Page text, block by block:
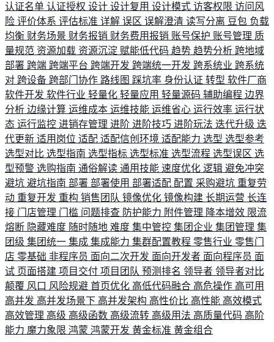
认证名单 认证授权 设计 设计复用 设计模式 访客权限 访问风
险 评价体系 评估标准 详解 误区 误解澄清 读写分离 豆包 负载
均衡 财务场景 财务报销 财务费用报销 账号保护 账号管理 质
量规范 资源加载 资源沉淀 赋能低代码 趋势 趋势分析 跨地域
部署 跨端 跨端平台 跨端开发 跨端统一开发 跨系统业 跨系统
对 跨设备 跨部门协作 路线图 踩坑率 身份认证 转型 软件厂商
软件开发 软件行业 轻量化 轻量应用 轻量源码 辅助编程 边界
分析 边缘计算 运维成本 运维技能 运维省心 运行效率 运行状
态 运行监控 进销存管理 进阶 进阶技巧 进阶玩法 迭代升级 迭
代更新 适用岗位 适配 适配信创环境 适配能力 选型 选型参考
选型对比 选型指南 选型指标 选型标准 选型流程 选型误区 选
型预警 选购指南 通俗解读 通用技能 速度优化 逻辑 避免冲突
避坑 避坑指南 部署 部署使用 部署适配 配置 采购避坑 重复劳
动 重复开发 重构 销售团队 镜像优化 镜像构建 长期运营 长连
接 门店管理 门槛 问题排查 防护能力 附件管理 降本增效 限流
熔断 隐藏难度 随时随地 难度 集中管控 集团企业 集团管理 集
团级 集团统一 集成 集成能力 集群配置教程 零售行业 零售门
店 零基础 非程序员 面向二次开发 面向开发者 面向程序员 面
试 页面搭建 项目交付 项目团队 预测排名 领导者 领导者对比
颠覆 风口 风险规避 首页优化 高低代码融合 高危操作 高可用
高并发 高并发场景下 高并发架构 高性价比 高性能 高效模式
高效管理 高级 高级函数 高级流转 高级用法 高质量代码 高阶
能力 魔力象限 鸿蒙 鸿蒙开发 黄金标准 黄金组合